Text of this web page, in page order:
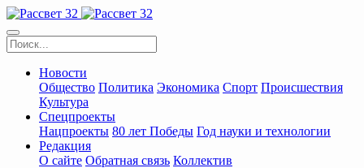
Новости
Общество Политика Экономика Спорт Происшествия
Культура
Спецпроекты
Нацпроекты 80 лет Победы Год науки и технологии
Редакция
О сайте Обратная связь Коллектив